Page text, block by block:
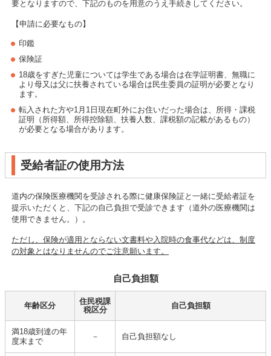
要となりますので、下記のものを用意のうえ手続きしてください。
【申請に必要なもの】
印鑑
保険証
18歳をすぎた児童については学生である場合は在学証明書、無職に
より母又は父に扶養されている場合は民生委員の証明が必要となり
ます。
転入された方や1月1日現在町外にお住いだった場合は、所得・課税
証明（所得額、所得控除額、扶養人数、課税額の記載があるもの）
が必要となる場合があります。
受給者証の使用方法
道内の保険医療機関を受診される際に健康保険証と一緒に受給者証を
提示いただくと、下記の自己負担で受診できます（道外の医療機関は
使用できません。）。
ただし、保険が適用とならない文書料や入院時の食事代などは、制度
の対象とはなりませんのでご注意願います。
自己負担額
年齢区分
住民税課
税区分
自己負担額
満18歳到達の年
度末まで
－ 自己負担額なし